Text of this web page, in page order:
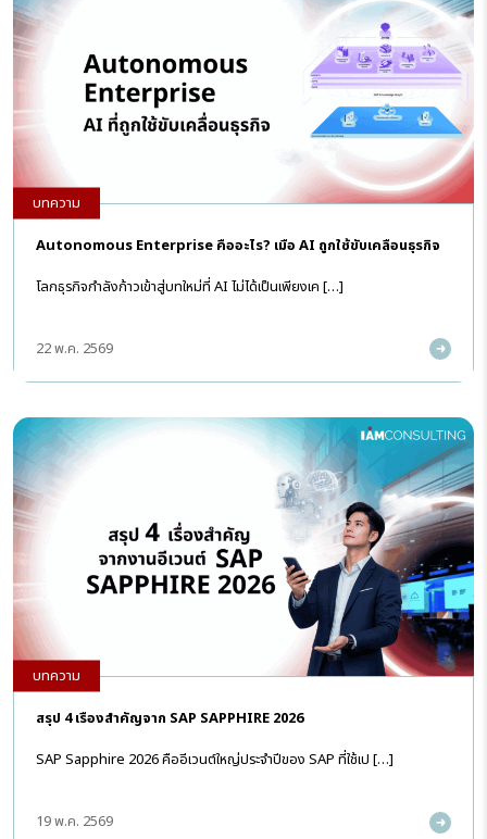
Autonomous Enterprise คืออะไร? เมื่อ AI ถูกใช้ขับเคลื่อนธุรกิจ
โลกธุรกิจกำลังก้าวเข้าสู่บทใหม่ที่ AI ไม่ได้เป็นเพียงเค […]
บทความ
22 พ.ค. 2569
สรุป 4 เรื่องสำคัญจาก SAP SAPPHIRE 2026
SAP Sapphire 2026 คืออีเวนต์ใหญ่ประจำปีของ SAP ที่ใช้เป […]
บทความ
19 พ.ค. 2569